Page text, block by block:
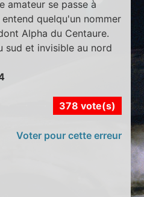
amateur se passe à
quelqu'un nommer
Alpha du Centaure.
sud et invisible au nord
378 vote(s)
Voter pour cette erreur